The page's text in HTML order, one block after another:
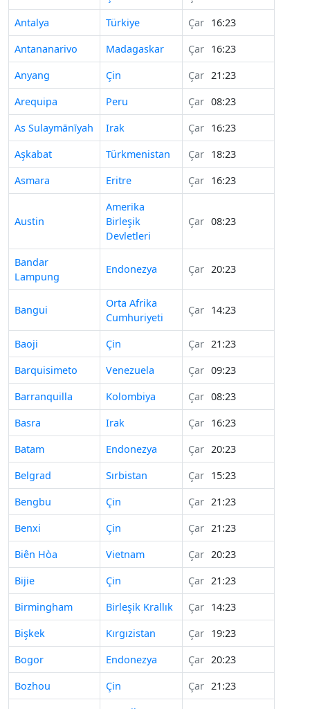
Antalya
Türkiye Çar 16:23
Antananarivo
Madagaskar Çar 16:23
Anyang
Çin Çar 21:23
Arequipa
Peru Çar 08:23
As Sulaymānīyah
Irak Çar 16:23
Aşkabat
Türkmenistan Çar 18:23
Asmara
Eritre Çar 16:23
Austin
Amerika
Birleşik
Devletleri
Çar 08:23
Bandar
Lampung
Endonezya Çar 20:23
Bangui
Orta Afrika
Cumhuriyeti
Çar 14:23
Baoji Çin Çar 21:23
Barquisimeto
Venezuela Çar 09:23
Barranquilla
Kolombiya Çar 08:23
Basra
Irak Çar 16:23
Batam
Endonezya Çar 20:23
Belgrad
Sırbistan Çar 15:23
Bengbu
Çin Çar 21:23
Benxi
Çin Çar 21:23
Biên Hòa
Vietnam Çar 20:23
Bijie
Çin Çar 21:23
Birmingham
Birleşik Krallık Çar 14:23
Bişkek
Kırgızistan Çar 19:23
Bogor
Endonezya Çar 20:23
Bozhou
Çin Çar 21:23